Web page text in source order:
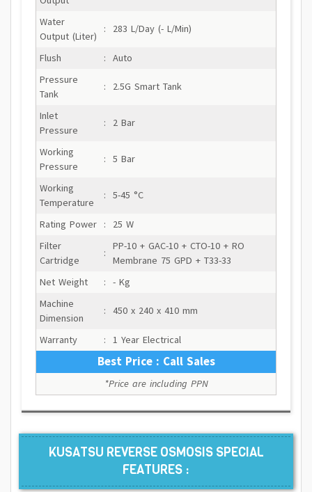
Water
Output (Liter)
: 283 L/Day (- L/Min)
Flush :
Auto
Pressure
Tank
: 2.5G Smart Tank
Inlet
Pressure
: 2 Bar
Working
Pressure
: 5 Bar
Working
Temperature
: 5-45 °C
Rating Power :
25 W
Filter
Cartridge
:
PP-10 + GAC-10 + CTO-10 + RO
Membrane 75 GPD + T33-33
Net Weight
:
- Kg
Machine
Dimension
: 450 x 240 x 410 mm
Warranty : 1 Year Electrical
Best Price : Call Sales
*Price are including PPN
KUSATSU REVERSE OSMOSIS SPECIAL
FEATURES :